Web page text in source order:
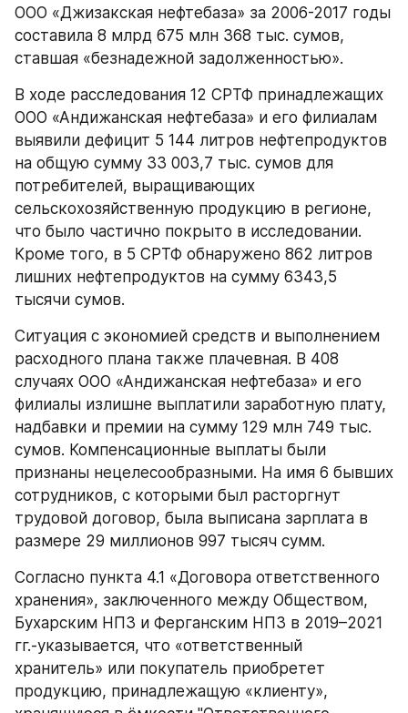
ООО «Джизакская нефтебаза» за 2006-2017 годы
составила 8 млрд 675 млн 368 тыс. сумов,
ставшая «безнадежной задолженностью».
В ходе расследования 12 СРТФ принадлежащих
ООО «Андижанская нефтебаза» и его филиалам
выявили дефицит 5 144 литров нефтепродуктов
на общую сумму 33 003,7 тыс. сумов для
потребителей, выращивающих
сельскохозяйственную продукцию в регионе,
что было частично покрыто в исследовании.
Кроме того, в 5 СРТФ обнаружено 862 литров
лишних нефтепродуктов на сумму 6343,5
тысячи сумов.
Ситуация с экономией средств и выполнением
расходного плана также плачевная. В 408
случаях ООО «Андижанская нефтебаза» и его
филиалы излишне выплатили заработную плату,
надбавки и премии на сумму 129 млн 749 тыс.
сумов. Компенсационные выплаты были
признаны нецелесообразными. На имя 6 бывших
сотрудников, с которыми был расторгнут
трудовой договор, была выписана зарплата в
размере 29 миллионов 997 тысяч сумм.
Согласно пункта 4.1 «Договора ответственного
хранения», заключенного между Обществом,
Бухарским НПЗ и Ферганским НПЗ в 2019–2021
гг.-указывается, что «ответственный
хранитель» или покупатель приобретет
продукцию, принадлежащую «клиенту»,